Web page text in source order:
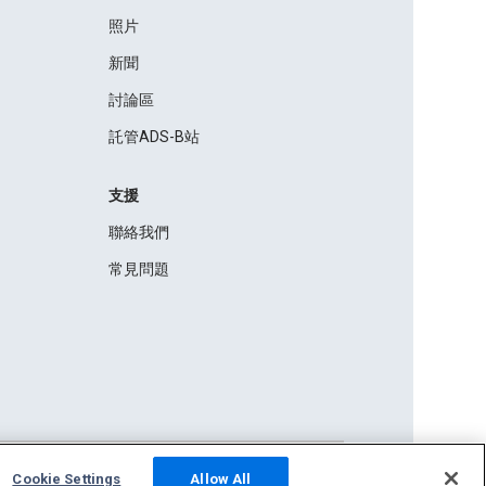
照片
新聞
討論區
託管ADS-B站
支援
聯絡我們
常見問題
Cookie Settings Allow All